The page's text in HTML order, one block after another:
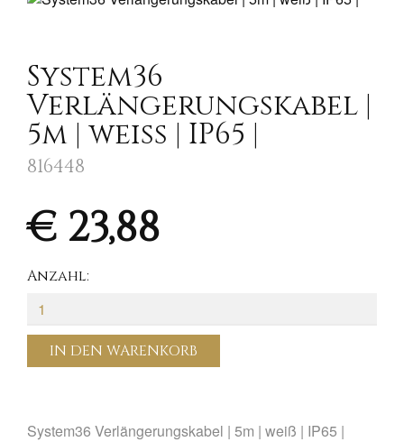
System36
Verlängerungskabel |
5m | weiß | IP65 |
816448
€ 23,88
Anzahl:
IN DEN WARENKORB
System36 Verlängerungskabel | 5m | weiß | IP65 |